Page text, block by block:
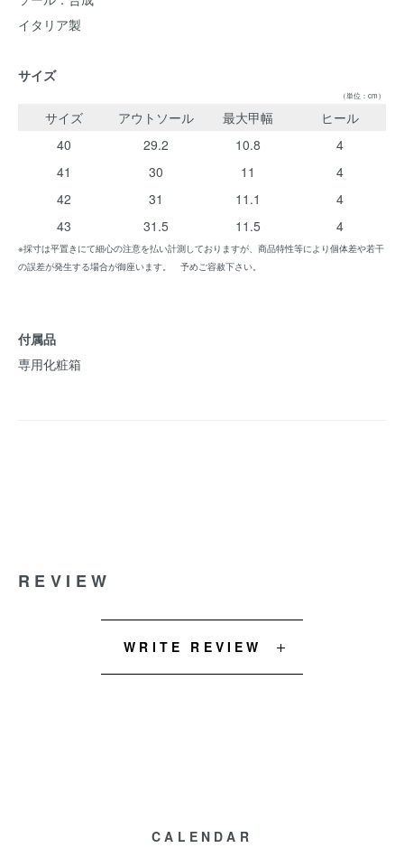
イタリア製
サイズ
（単位：cm）
サイズ アウトソール 最大甲幅
ヒール
40
29.2 10.8
4
41
30 11
4
42
31 11.1
4
43
31.5 11.5 4
※採寸は平置きにて細心の注意を払い計測しておりますが、商品特性等により個体差や若干
の誤差が発生する場合が御座います。 予めご容赦下さい。
付属品
専用化粧箱
REVIEW
WRITE REVIEW
CALENDAR